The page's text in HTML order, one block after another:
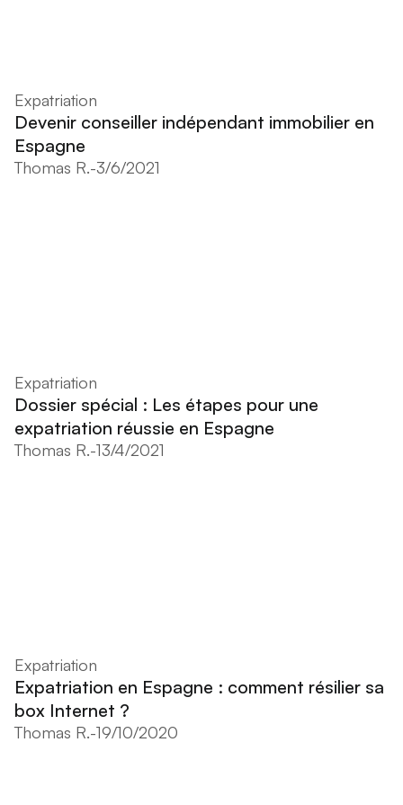
Expatriation
Devenir conseiller indépendant immobilier en
Espagne
Thomas R.-3/6/2021
Expatriation
Dossier spécial : Les étapes pour une
expatriation réussie en Espagne
Thomas R.-13/4/2021
Expatriation
Expatriation en Espagne : comment résilier sa
box Internet ?
Thomas R.-19/10/2020